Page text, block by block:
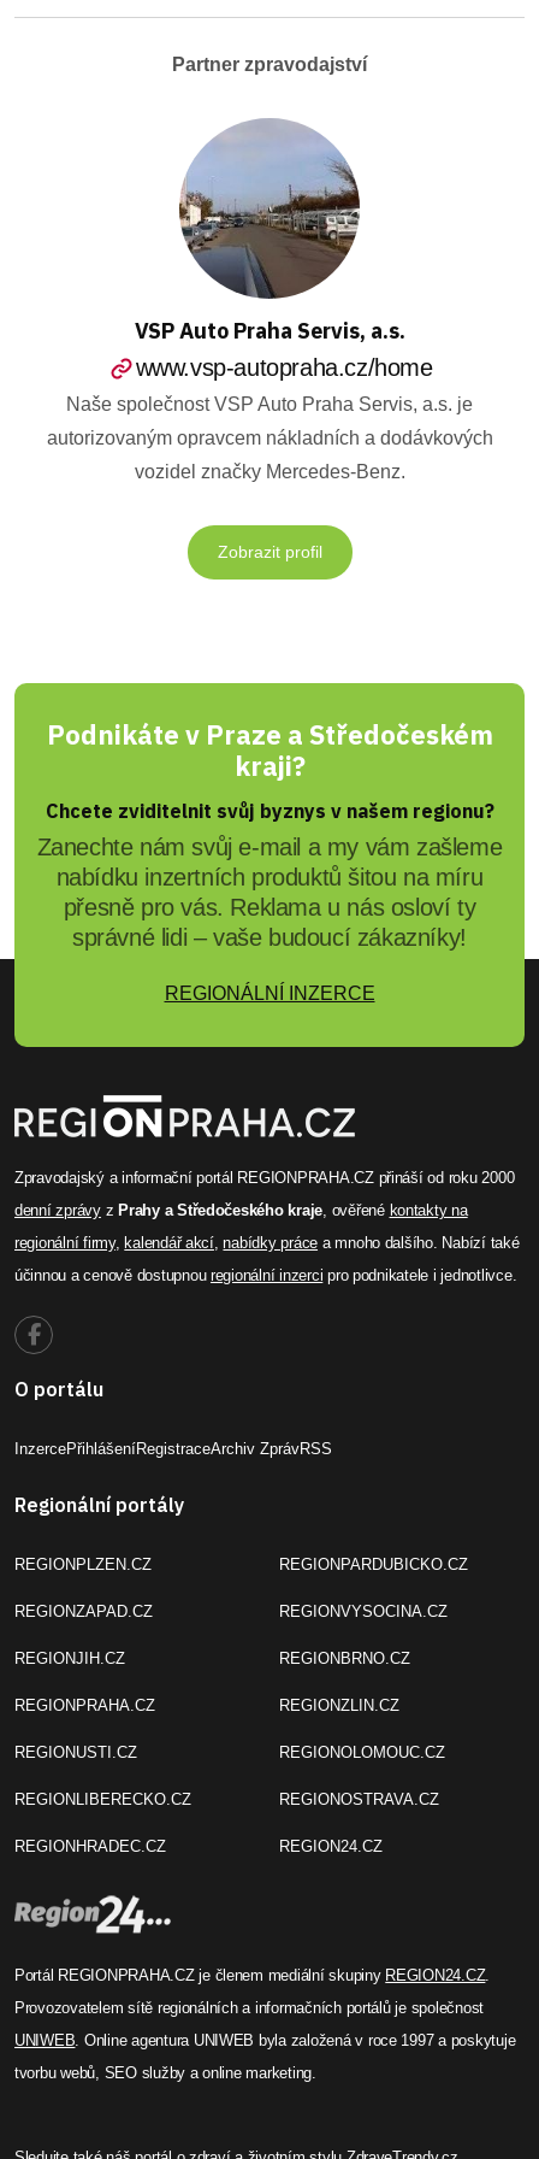
Partner zpravodajství
VSP Auto Praha Servis, a.s.
www.vsp-autopraha.cz/home
Naše společnost VSP Auto Praha Servis, a.s. je
autorizovaným opravcem nákladních a dodávkových
vozidel značky Mercedes-Benz.
Zobrazit profil
Podnikáte v Praze a Středočeském
kraji?
Chcete zviditelnit svůj byznys v našem regionu?
Zanechte nám svůj e-mail a my vám zašleme
nabídku inzertních produktů šitou na míru
přesně pro vás. Reklama u nás osloví ty
správné lidi – vaše budoucí zákazníky!
REGIONÁLNÍ INZERCE
Zpravodajský a informační portál REGIONPRAHA.CZ přináší od roku 2000
denní zprávyz Prahy a Středočeského kraje, ověřené kontakty na
regionální firmy, kalendář akcí,nabídky práce a mnoho dalšího. Nabízí také
účinnou a cenově dostupnou regionální inzerci pro podnikatele i jednotlivce.
O portálu
InzercePřihlášeníRegistraceArchiv ZprávRSS
Regionální portály
REGIONPLZEN.CZ
REGIONZAPAD.CZ
REGIONJIH.CZ
REGIONPRAHA.CZ
REGIONUSTI.CZ
REGIONLIBERECKO.CZ
REGIONHRADEC.CZ
REGIONPARDUBICKO.CZ
REGIONVYSOCINA.CZ
REGIONBRNO.CZ
REGIONZLIN.CZ
REGIONOLOMOUC.CZ
REGIONOSTRAVA.CZ
REGION24.CZ
Portál REGIONPRAHA.CZ je členem mediální skupiny REGION24.CZ.
Provozovatelem sítě regionálních a informačních portálů je společnost
UNIWEB. Online agentura UNIWEB byla založená v roce 1997 a poskytuje
tvorbu webů, SEO služby a online marketing.